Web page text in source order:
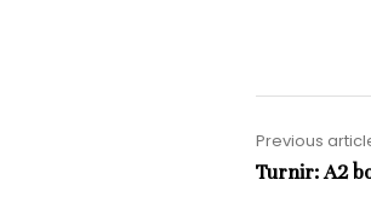
Previous
Turnir: A2